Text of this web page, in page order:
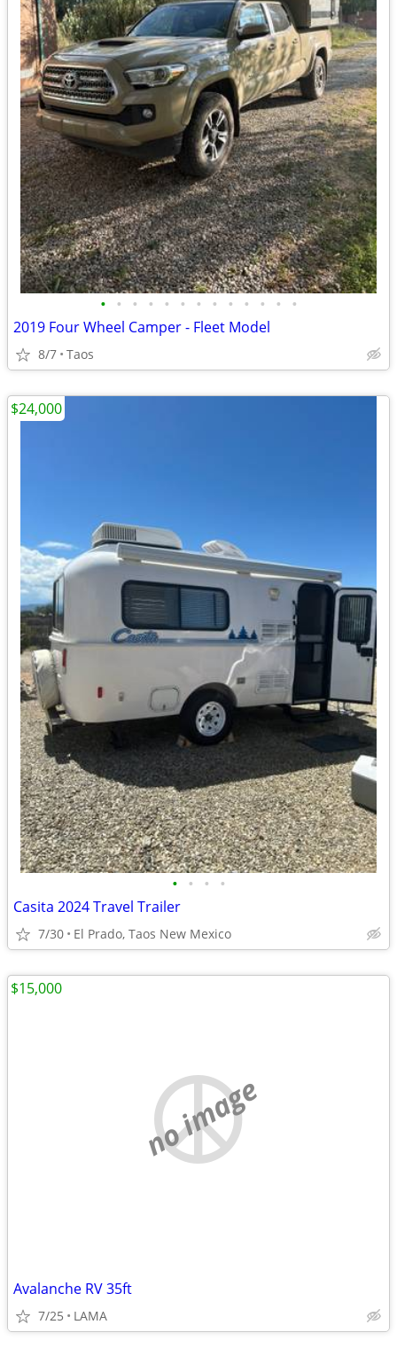
• • • • • • • • • • • • •
2019 Four Wheel Camper - Fleet Model
8/7 Taos
• • • •
Casita 2024 Travel Trailer
7/30 El Prado, Taos New Mexico
$24,000
no image
Avalanche RV 35ft
7/25 LAMA
$15,000